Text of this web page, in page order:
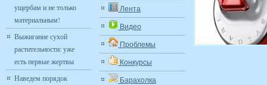
ущербам и не только
материальным!
Выжигание сухой
растительности: уже
есть первые жертвы
Наведем порядок
Лента
Видео
Проблемы
Конкурсы
Барахолка